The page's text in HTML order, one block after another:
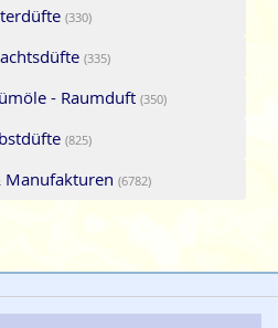
(330)
(335)
- Raumduft (350)
(825)
Manufakturen (6782)